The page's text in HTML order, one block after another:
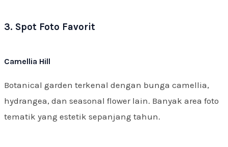
3. Spot Foto Favorit
Camellia Hill
Botanical garden terkenal dengan bunga camellia,
hydrangea, dan seasonal flower lain. Banyak area foto
tematik yang estetik sepanjang tahun.